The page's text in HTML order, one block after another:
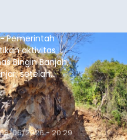
-Pemerintah
aktivitas
Bingin Banjah,
setelah
peruntukan
06/2026 - 20:29